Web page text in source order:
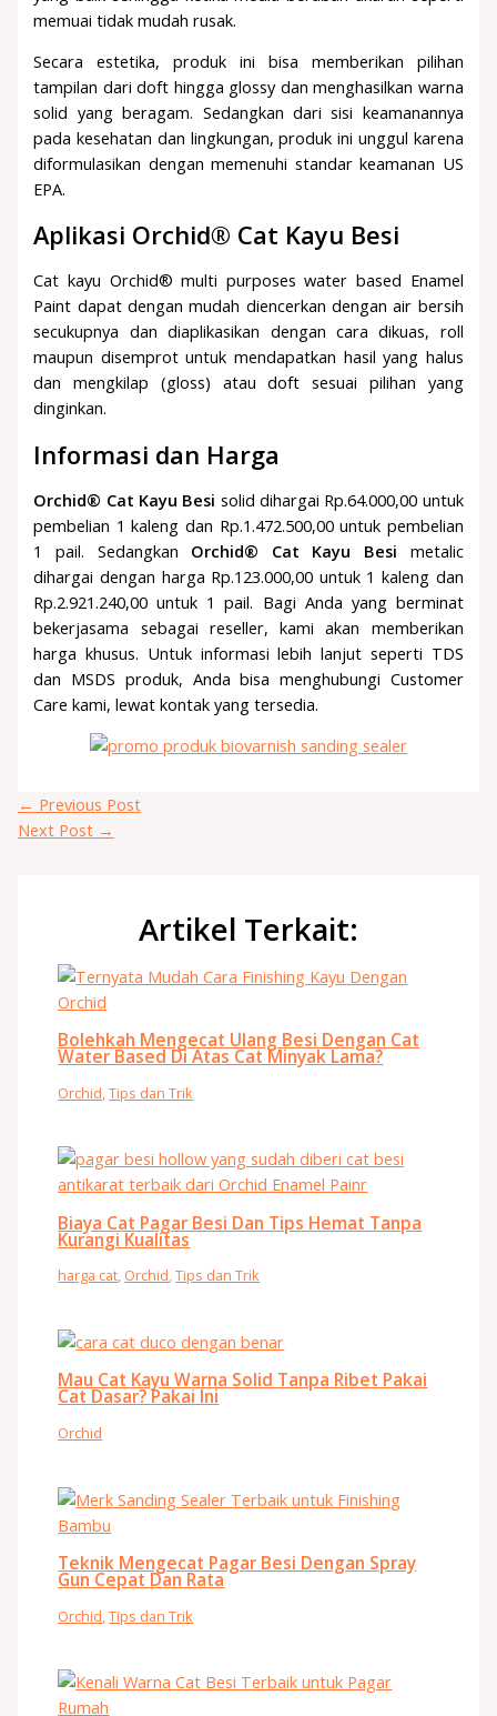
memuai tidak mudah rusak.
Secara estetika, produk ini bisa memberikan pilihan
tampilan dari doft hingga glossy dan menghasilkan warna
solid yang beragam. Sedangkan dari sisi keamanannya
pada kesehatan dan lingkungan, produk ini unggul karena
diformulasikan dengan memenuhi standar keamanan US
EPA.
Aplikasi Orchid® Cat Kayu Besi
Cat kayu Orchid® multi purposes water based Enamel
Paint dapat dengan mudah diencerkan dengan air bersih
secukupnya dan diaplikasikan dengan cara dikuas, roll
maupun disemprot untuk mendapatkan hasil yang halus
dan mengkilap (gloss) atau doft sesuai pilihan yang
dinginkan.
Informasi dan Harga
Orchid® Cat Kayu Besi solid dihargai Rp.64.000,00 untuk
pembelian 1 kaleng dan Rp.1.472.500,00 untuk pembelian
1 pail. Sedangkan Orchid® Cat Kayu Besi metalic
dihargai dengan harga Rp.123.000,00 untuk 1 kaleng dan
Rp.2.921.240,00 untuk 1 pail. Bagi Anda yang berminat
bekerjasama sebagai reseller, kami akan memberikan
harga khusus. Untuk informasi lebih lanjut seperti TDS
dan MSDS produk, Anda bisa menghubungi Customer
Care kami, lewat kontak yang tersedia.
← Previous Post
Next Post →
Artikel Terkait:
Bolehkah Mengecat Ulang Besi Dengan Cat
Water Based Di Atas Cat Minyak Lama?
Orchid,Tips dan Trik
Biaya Cat Pagar Besi Dan Tips Hemat Tanpa
Kurangi Kualitas
harga cat, Orchid,Tips dan Trik
Mau Cat Kayu Warna Solid Tanpa Ribet Pakai
Cat Dasar? Pakai Ini
Orchid
Teknik Mengecat Pagar Besi Dengan Spray
Gun Cepat Dan Rata
Orchid ,Tips dan Trik